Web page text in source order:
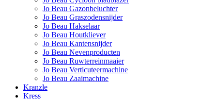
Jo Beau Gazonbeluchter
Jo Beau Graszodensnijder
Jo Beau Hakselaar
Jo Beau Houtkliever
Jo Beau Kantensnijder
Jo Beau Nevenproducten
Jo Beau Ruwterreinmaaier
Jo Beau Verticuteermachine
Jo Beau Zaaimachine
Kranzle
Kress